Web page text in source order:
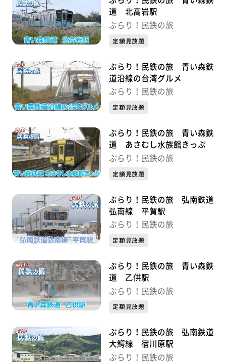
道 北高岩駅
ぶらり！民鉄の旅
定額見放題
ぶらり！民鉄の旅 青い森鉄
道沿線の台湾グルメ
ぶらり！民鉄の旅
定額見放題
ぶらり！民鉄の旅 青い森鉄
道 あさむし水族館きっぷ
ぶらり！民鉄の旅
定額見放題
ぶらり！民鉄の旅 弘南鉄道
弘南線 平賀駅
ぶらり！民鉄の旅
定額見放題
ぶらり！民鉄の旅 青い森鉄
道 乙供駅
ぶらり！民鉄の旅
定額見放題
ぶらり！民鉄の旅 弘南鉄道
大鰐線 宿川原駅
ぶらり！民鉄の旅